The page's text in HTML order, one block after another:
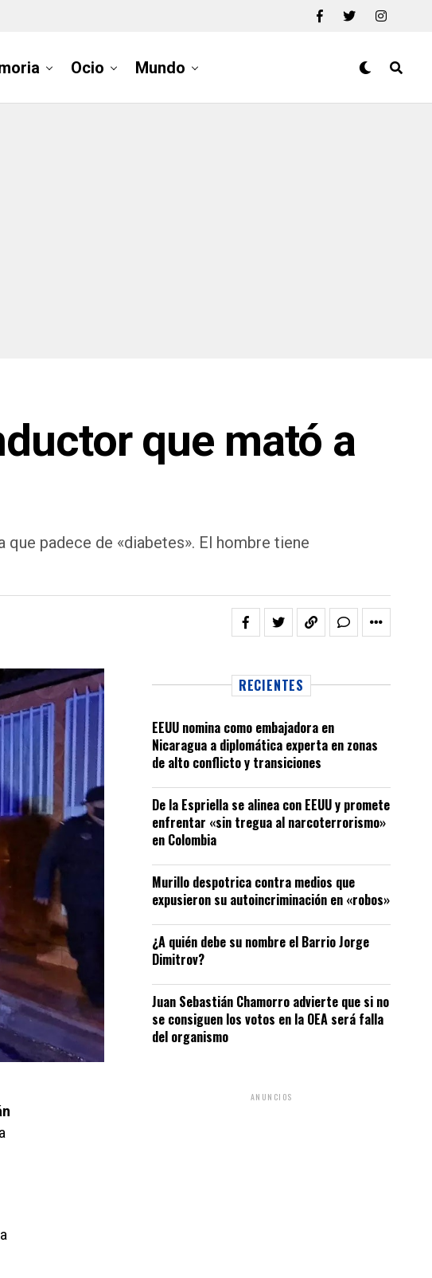
Ocio Mundo
que mató a
padece de «diabetes». El hombre tiene
RECIENTES
EEUU nomina como embajadora en
Nicaragua a diplomática experta en zonas
de alto conflicto y transiciones
De la Espriella se alinea con EEUU y promete
enfrentar «sin tregua al narcoterrorismo»
en Colombia
Murillo despotrica contra medios que
expusieron su autoincriminación en «robos»
¿A quién debe su nombre el Barrio Jorge
Dimitrov?
Juan Sebastián Chamorro advierte que si no
se consiguen los votos en la OEA será falla
del organismo
ANUNCIOS